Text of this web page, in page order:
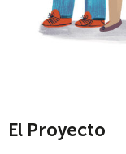
El Proyecto